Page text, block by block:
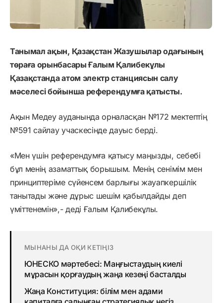
Танымал ақын, Қазақстан Жазушылар одағының
төраға орынбасары Ғалым Қалибекұлы
Қазақстанда атом электр станциясын салу
мәселесі бойынша референдумға қатысты.
Ақын Медеу ауданында орналасқан №172 мектептің
№591 сайлау учаскесінде дауыс берді.
«Мен үшін референдумға қатысу маңызды, себебі
бұл менің азаматтық борышым. Менің сенімім мен
принциптеріме сүйенсем барлығы жауапкершілік
танытады және дұрыс шешім қабылдайды деп
үміттенемін»,- деді Ғалым Қалибекұлы.
МЫНАНЫ ДА ОҚИ КЕТІҢІЗ
ЮНЕСКО мәртебесі: Маңғыстаудың киелі
мұрасын қорғаудың жаңа кезеңі басталды
Жаңа Конституция: білім мен адами